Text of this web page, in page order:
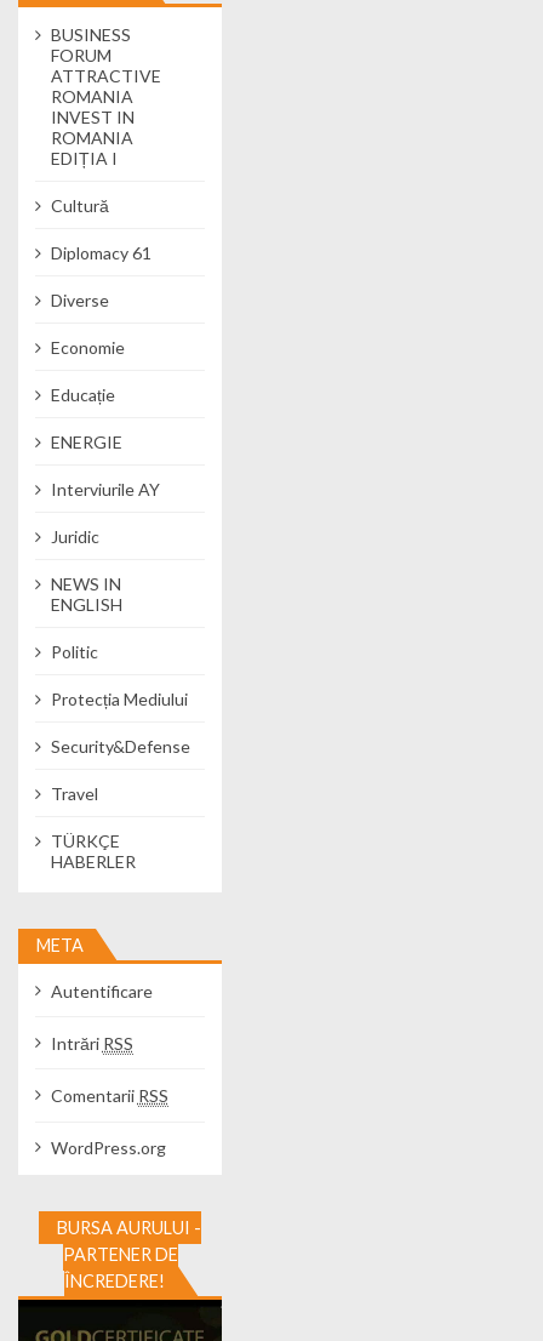
BUSINESS
FORUM
ATTRACTIVE
ROMANIA
INVEST IN
ROMANIA
EDIȚIA I
Cultură
Diplomacy 61
Diverse
Economie
Educație
ENERGIE
Interviurile AY
Juridic
NEWS IN
ENGLISH
Politic
Protecția Mediului
Security&Defense
Travel
TÜRKÇE
HABERLER
META
Autentificare
Intrări RSS
Comentarii RSS
WordPress.org
BURSA AURULUI -
PARTENER DE
ÎNCREDERE!